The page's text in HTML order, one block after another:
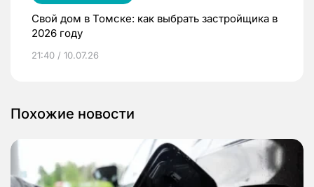
Свой дом в Томске: как выбрать застройщика в
2026 году
21:40 / 10.07.26
Похожие новости